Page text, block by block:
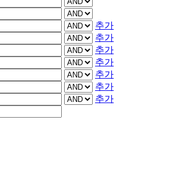
추가
추가
추가
추가
추가
추가
추가